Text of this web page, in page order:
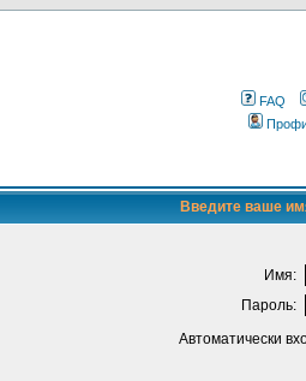
FAQ
Введите ваше
Имя:
Пароль:
Автоматически